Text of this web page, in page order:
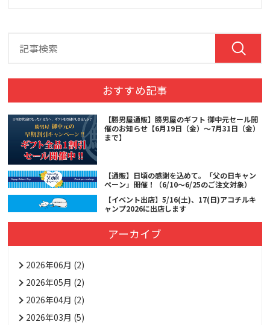
おすすめ記事
【勝男屋通販】勝男屋のギフト 御中元セール開
催のお知らせ【6月19日（金）～7月31日（金）
まで】
【通販】日頃の感謝を込めて。「父の日キャン
ペーン」開催！（6/10～6/25のご注文対象）
【イベント出店】5/16(土)、17(日)アコチルキ
ャンプ2026に出店します
アーカイブ
2026年06月 (2)
2026年05月 (2)
2026年04月 (2)
2026年03月 (5)